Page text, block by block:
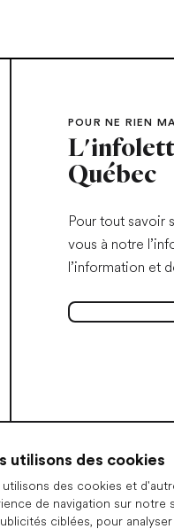
utilisons des cookies
utilisons des cookies et
de navigation sur
ciblées, pour
POUR NE RIEN
Québec
Pour tout savoir
vous à notre
l’information et
S'abonner à
de cookies